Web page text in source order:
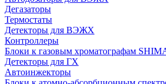
Дегазаторы
Термостаты
Детекторы для ВЭЖХ
Контроллеры
Блоки к газовым хроматографам
Детекторы для ГХ
Автоинжекторы